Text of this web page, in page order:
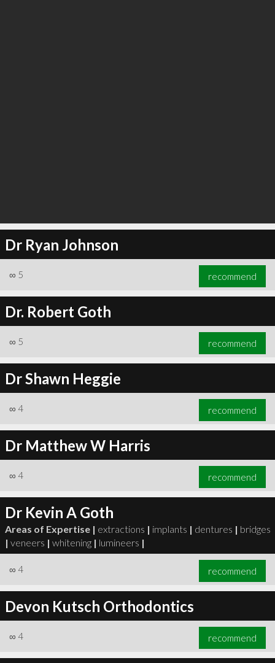
Dr Ryan Johnson
∞ 5 recommend
Dr. Robert Goth
∞ 5 recommend
Dr Shawn Heggie
∞ 4 recommend
Dr Matthew W Harris
∞ 4 recommend
Dr Kevin A Goth
Areas of Expertise | extractions | implants | dentures | bridges
| veneers | whitening | lumineers |
∞ 4 recommend
Devon Kutsch Orthodontics
∞ 4 recommend